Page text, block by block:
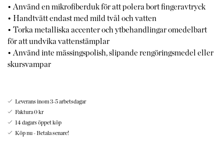
• Använd en mikrofiberduk för att polera bort fingeravtryck
• Handtvätt endast med mild tvål och vatten
• Torka metalliska accenter och ytbehandlingar omedelbart
för att undvika vattenstämplar
• Använd inte mässingspolish, slipande rengöringsmedel eller
skursvampar
Leverans inom 3-5 arbetsdagar
Faktura 0 kr
14 dagars öppet köp
Köp nu - Betala senare!